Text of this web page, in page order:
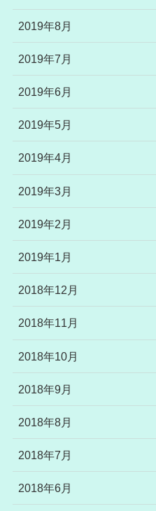
2019年8月
2019年7月
2019年6月
2019年5月
2019年4月
2019年3月
2019年2月
2019年1月
2018年12月
2018年11月
2018年10月
2018年9月
2018年8月
2018年7月
2018年6月